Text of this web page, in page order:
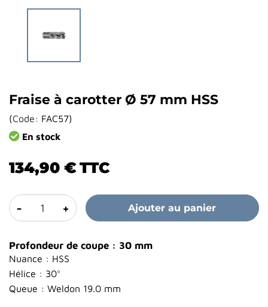
Fraise à carotter Ø 57 mm HSS
(Code: FAC57)
En stock
134,90 €TTC
- + Ajouter au panier
Profondeur de coupe : 30 mm
Nuance : HSS
Hélice : 30°
Queue : Weldon 19.0 mm